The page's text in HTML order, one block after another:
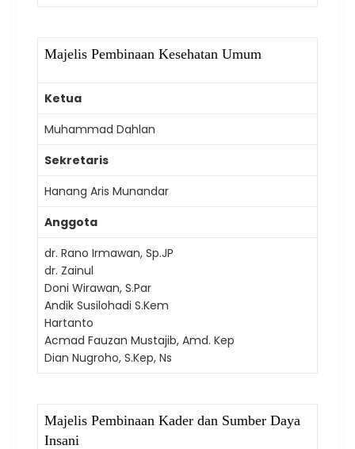
Majelis Pembinaan Kesehatan Umum
Ketua
Muhammad Dahlan
Sekretaris
Hanang Aris Munandar
Anggota
dr. Rano Irmawan, Sp.JP
dr. Zainul
Doni Wirawan, S.Par
Andik Susilohadi S.Kem
Hartanto
Acmad Fauzan Mustajib, Amd. Kep
Dian Nugroho, S.Kep, Ns
Majelis Pembinaan Kader dan Sumber Daya
Insani